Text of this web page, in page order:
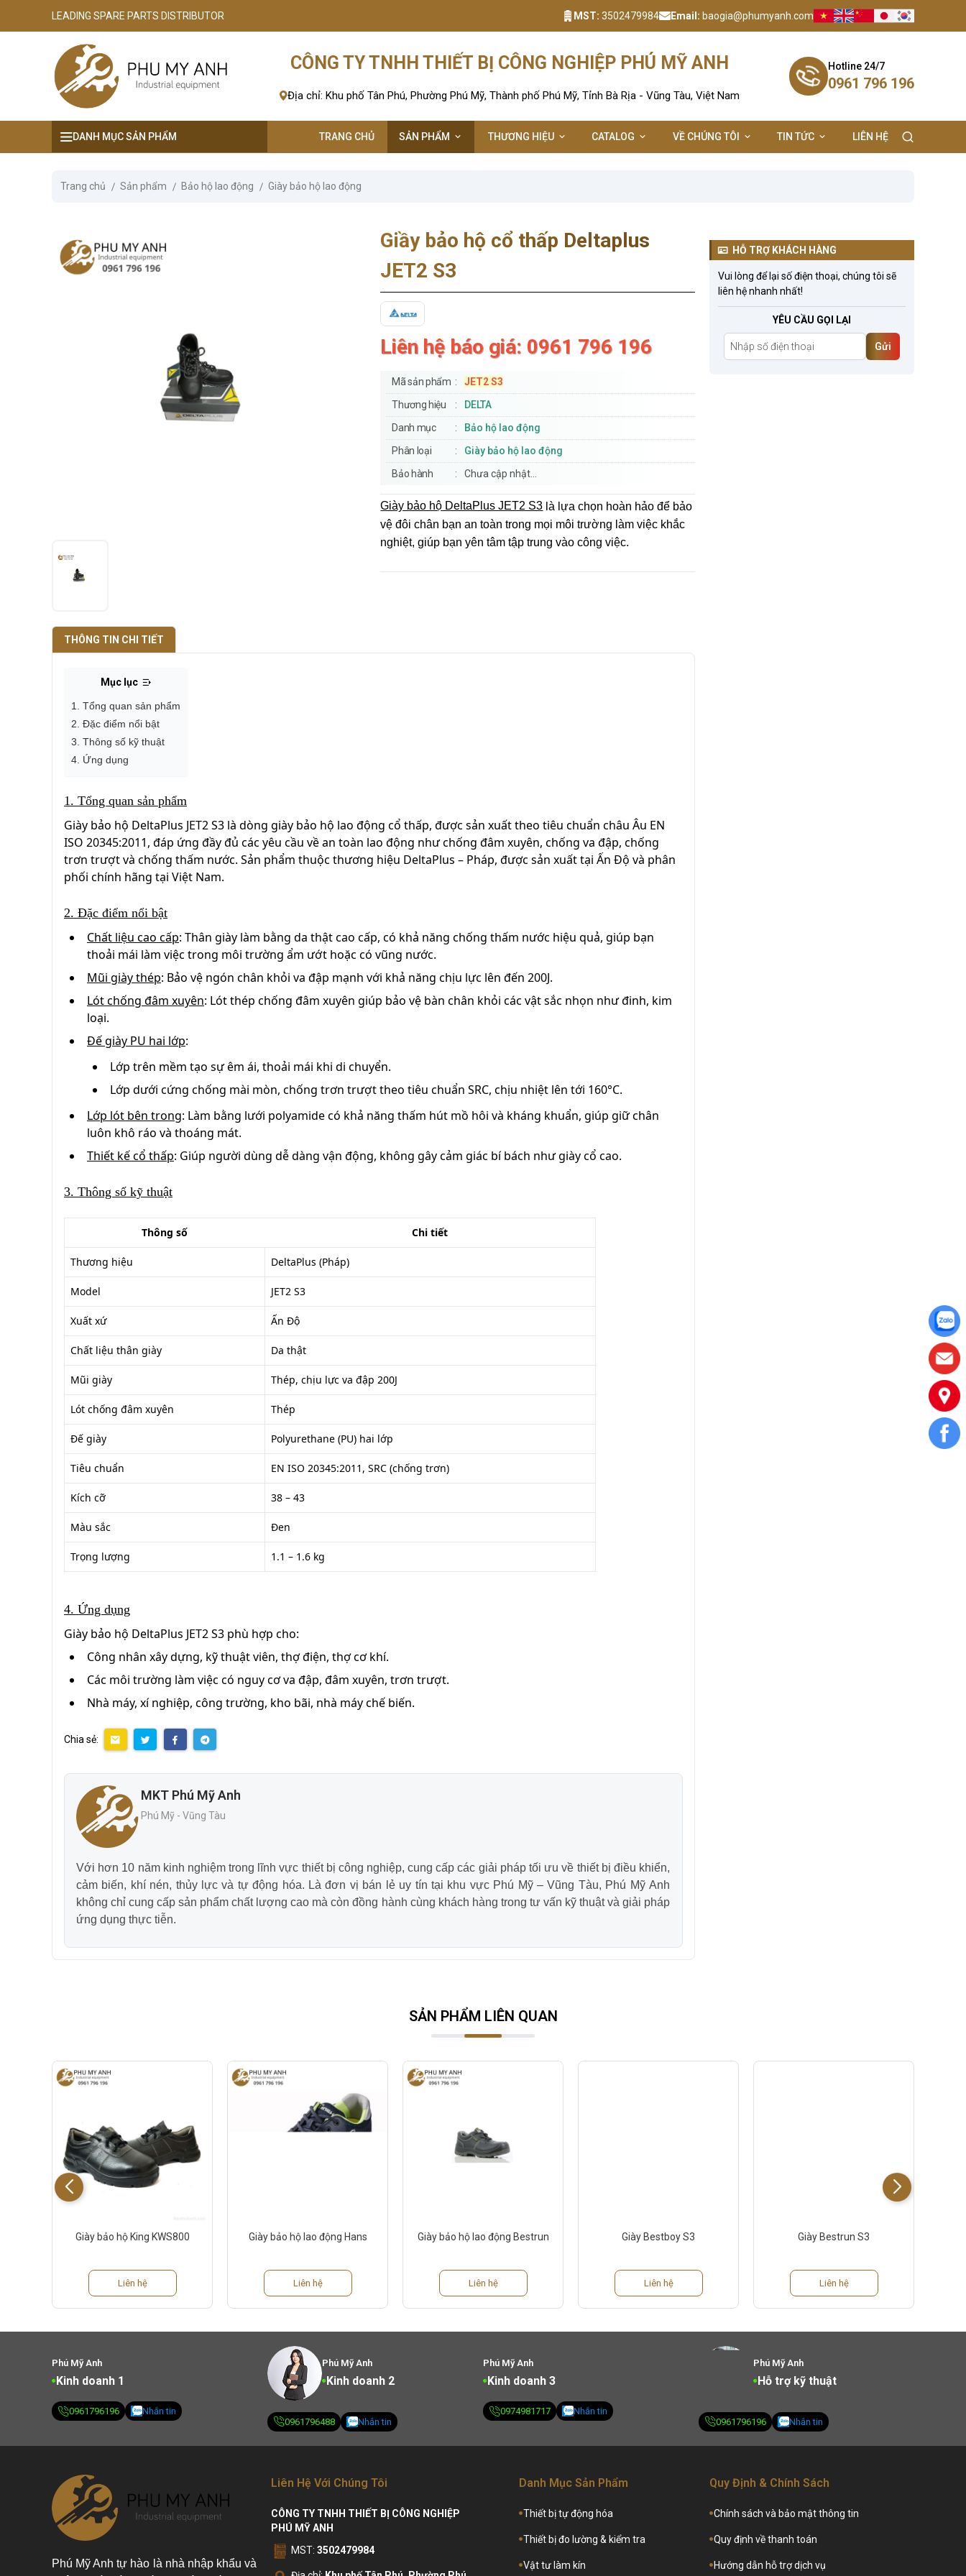
LEADING SPARE PARTS DISTRIBUTOR MST: 3502479984 Email: baogia@phumyanh.com
CÔNG TY TNHH THIẾT BỊ CÔNG NGHIỆP PHÚ MỸ ANH
Địa chỉ: Khu phố Tân Phú, Phường Phú Mỹ, Thành phố Phú Mỹ, Tỉnh Bà Rịa - Vũng Tàu, Việt Nam
Hotline 24/7
0961 796 196
DANH MỤC SẢN PHẨM TRANG CHỦ SẢN PHẨM THƯƠNG HIỆU CATALOG VỀ CHÚNG TÔI TIN TỨC LIÊN HỆ
Trang chủ Sản phẩm Bảo hộ lao động Giày bảo hộ lao động
Giầy bảo hộ cổ thấp Deltaplus
JET2 S3
Liên hệ báo giá: 0961 796 196
Mã sản phẩm
JET2 S3
Thương hiệu
DELTA
Danh mục
Bảo hộ lao động
Phân loại
Giày bảo hộ lao động
Bảo hành
Chưa cập nhật...
Giày bảo hộ DeltaPlus JET2 S3 là lựa chọn hoàn hảo để bảo
vệ đôi chân bạn an toàn trong mọi môi trường làm việc khắc
nghiệt, giúp bạn yên tâm tập trung vào công việc.
THÔNG TIN CHI TIẾT
Mục lục
1. Tổng quan sản phẩm
2. Đặc điểm nổi bật
3. Thông số kỹ thuật
4. Ứng dụng
1. Tổng quan sản phẩm
Giày bảo hộ DeltaPlus JET2 S3 là dòng giày bảo hộ lao động cổ thấp, được sản xuất theo tiêu chuẩn châu Âu EN
ISO 20345:2011, đáp ứng đầy đủ các yêu cầu về an toàn lao động như chống đâm xuyên, chống va đập, chống
trơn trượt và chống thấm nước. Sản phẩm thuộc thương hiệu DeltaPlus – Pháp, được sản xuất tại Ấn Độ và phân
phối chính hãng tại Việt Nam.
2. Đặc điểm nổi bật
Chất liệu cao cấp: Thân giày làm bằng da thật cao cấp, có khả năng chống thấm nước hiệu quả, giúp bạn
thoải mái làm việc trong môi trường ẩm ướt hoặc có vũng nước.
Mũi giày thép: Bảo vệ ngón chân khỏi va đập mạnh với khả năng chịu lực lên đến 200J.
Lót chống đâm xuyên: Lót thép chống đâm xuyên giúp bảo vệ bàn chân khỏi các vật sắc nhọn như đinh, kim
loại.
Đế giày PU hai lớp:
Lớp trên mềm tạo sự êm ái, thoải mái khi di chuyển.
Lớp dưới cứng chống mài mòn, chống trơn trượt theo tiêu chuẩn SRC, chịu nhiệt lên tới 160°C.
Lớp lót bên trong: Làm bằng lưới polyamide có khả năng thấm hút mồ hôi và kháng khuẩn, giúp giữ chân
luôn khô ráo và thoáng mát.
Thiết kế cổ thấp: Giúp người dùng dễ dàng vận động, không gây cảm giác bí bách như giày cổ cao.
3. Thông số kỹ thuật
Thông số Chi tiết
Thương hiệu DeltaPlus (Pháp)
Model JET2 S3
Xuất xứ Ấn Độ
Chất liệu thân giày Da thật
Mũi giày Thép, chịu lực va đập 200J
Lót chống đâm xuyên Thép
Đế giày Polyurethane (PU) hai lớp
Tiêu chuẩn EN ISO 20345:2011, SRC (chống trơn)
Kích cỡ 38 – 43
Màu sắc Đen
Trọng lượng 1.1 – 1.6 kg
4. Ứng dụng
Giày bảo hộ DeltaPlus JET2 S3 phù hợp cho:
Công nhân xây dựng, kỹ thuật viên, thợ điện, thợ cơ khí.
Các môi trường làm việc có nguy cơ va đập, đâm xuyên, trơn trượt.
Nhà máy, xí nghiệp, công trường, kho bãi, nhà máy chế biến.
Chia sẻ:
MKT Phú Mỹ Anh
Phú Mỹ - Vũng Tàu
Với hơn 10 năm kinh nghiệm trong lĩnh vực thiết bị công nghiệp, cung cấp các giải pháp tối ưu về thiết bị điều khiển,
cảm biến, khí nén, thủy lực và tự động hóa. Là đơn vị bán lẻ uy tín tại khu vực Phú Mỹ – Vũng Tàu, Phú Mỹ Anh
không chỉ cung cấp sản phẩm chất lượng cao mà còn đồng hành cùng khách hàng trong tư vấn kỹ thuật và giải pháp
ứng dụng thực tiễn.
HỖ TRỢ KHÁCH HÀNG
Vui lòng để lại số điện thoại, chúng tôi sẽ
liên hệ nhanh nhất!
YÊU CẦU GỌI LẠI
Gửi
SẢN PHẨM LIÊN QUAN
Giày bảo hộ King KWS800
Liên hệ
Giày bảo hộ lao động Hans
Liên hệ
Giày bảo hộ lao động Bestrun
Liên hệ
Giày Bestboy S3
Liên hệ
Giày Bestrun S3
Liên hệ
Phú Mỹ Anh
Kinh doanh 1
0961796196 Nhắn tin
Phú Mỹ Anh
Kinh doanh 2
0961796488 Nhắn tin
Kinh doanh 3
0974981717 Nhắn tin
Phú Mỹ Anh
Hỗ trợ kỹ thuật
0961796196 Nhắn tin
Phú Mỹ Anh tự hào là nhà nhập khẩu và
Liên Hệ Với Chúng Tôi
CÔNG TY TNHH THIẾT BỊ CÔNG NGHIỆP
PHÚ MỸ ANH
MST: 3502479984
Danh Mục Sản Phẩm
Thiết bị tự động hóa
Thiết bị đo lường & kiểm tra
Vật tư làm kín
Quy Định & Chính Sách
Chính sách và bảo mật thông tin
Quy định về thanh toán
Hướng dẫn hỗ trợ dịch vụ